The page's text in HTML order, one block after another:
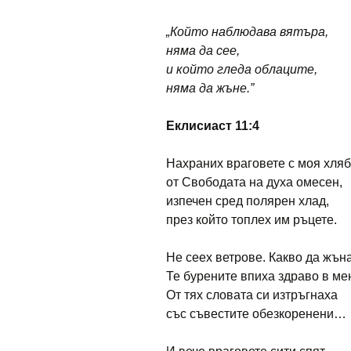
„Който наблюдава вятъра,
няма да сее,
и който гледа облаците,
няма да жъне.”
Еклисиаст 11:4
Нахраних враговете с моя
от Свободата на духа омесен,
изпечен сред полярен хлад,
през който топлех им ръцете.
Не сеех ветрове. Какво да
Те бурените впиха здраво в
От тях словата си изтръгнаха
със съвестите обезкоренени…